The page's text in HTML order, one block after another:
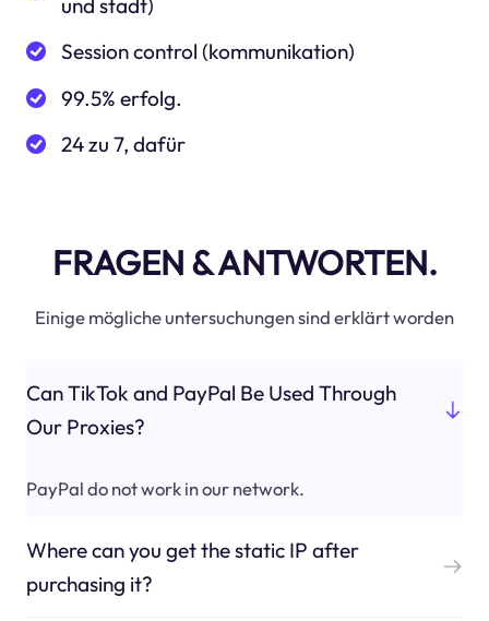
und stadt)
Session control (kommunikation)
99.5% erfolg.
24 zu 7, dafür
FRAGEN & ANTWORTEN.
Einige mögliche untersuchungen sind erklärt worden
Can TikTok and PayPal Be Used Through
Our Proxies?
PayPal do not work in our network.
Where can you get the static IP after
purchasing it?